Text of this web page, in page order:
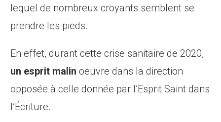
lequel de nombreux croyants semblent se
prendre les pieds.
En effet, durant cette crise sanitaire de 2020,
un esprit malin oeuvre dans la direction
opposée à celle donnée par l’Esprit Saint dans
l’Écriture.